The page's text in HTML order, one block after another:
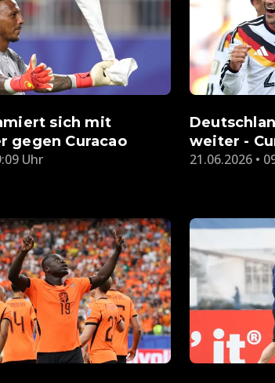
sich mit
gegen Curacao
Uhr
weiter -
21.06.2026 •